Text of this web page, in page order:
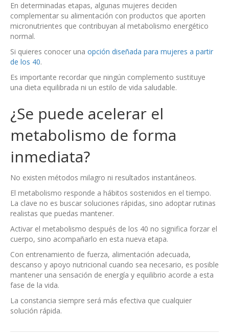
En determinadas etapas, algunas mujeres deciden
complementar su alimentación con productos que aporten
micronutrientes que contribuyan al metabolismo energético
normal.
Si quieres conocer una opción diseñada para mujeres a partir
de los 40.
Es importante recordar que ningún complemento sustituye
una dieta equilibrada ni un estilo de vida saludable.
¿Se puede acelerar el
metabolismo de forma
inmediata?
No existen métodos milagro ni resultados instantáneos.
El metabolismo responde a hábitos sostenidos en el tiempo.
La clave no es buscar soluciones rápidas, sino adoptar rutinas
realistas que puedas mantener.
Activar el metabolismo después de los 40 no significa forzar el
cuerpo, sino acompañarlo en esta nueva etapa.
Con entrenamiento de fuerza, alimentación adecuada,
descanso y apoyo nutricional cuando sea necesario, es posible
mantener una sensación de energía y equilibrio acorde a esta
fase de la vida.
La constancia siempre será más efectiva que cualquier
solución rápida.